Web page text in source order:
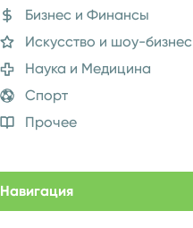
Бизнес и Финансы
Искусство и шоу-бизнес
Наука и Медицина
Спорт
Прочее
Навигация